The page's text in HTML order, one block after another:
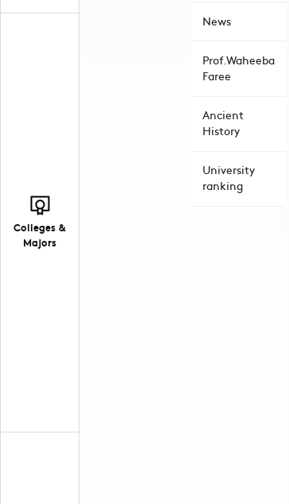
Colleges &
Majors
News
Prof.Waheeba
Faree
Ancient
History
University
ranking